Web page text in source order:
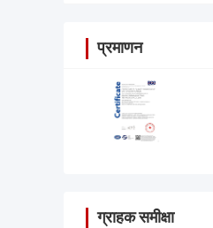
प्रमाणन
ग्राहक समीक्षा